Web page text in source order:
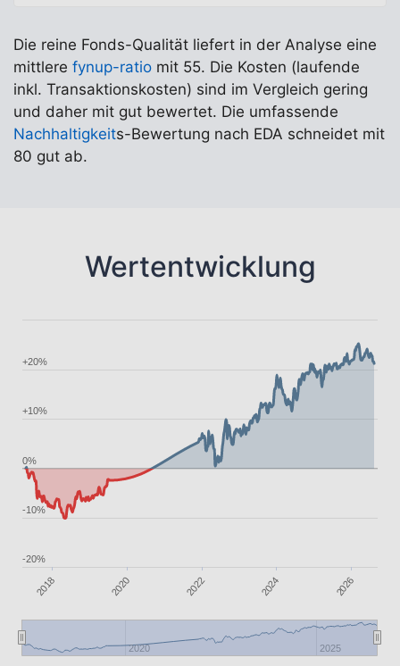
Die reine Fonds-Qualität liefert in der Analyse eine
mittlere fynup-ratio mit 55. Die Kosten (laufende
inkl. Transaktionskosten) sind im Vergleich gering
und daher mit gut bewertet. Die umfassende
Nachhaltigkeits-Bewertung nach EDA schneidet mit
80 gut ab.
Wertentwicklung
2018 2020 2022 2024 2026
2020 2025
-20%
-10%
0%
+10%
+20%